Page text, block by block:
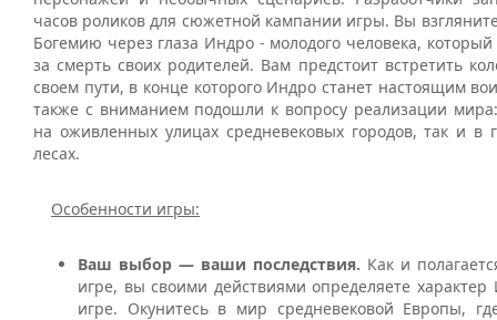
часов роликов для сюжетной кампании игры. Вы
Богемию через глаза Индро - молодого человека, который
за смерть своих родителей. Вам предстоит встретить
своем пути, в конце которого Индро станет настоящим
также с вниманием подошли к вопросу реализации
на оживленных улицах средневековых городов, так и в
лесах.
Особенности игры:
Ваш выбор — ваши последствия. Как и
игре, вы своими действиями определяете
игре. Окунитесь в мир средневековой Европы,